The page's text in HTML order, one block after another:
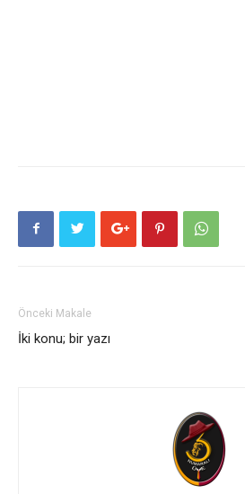
Önceki Makale
İki konu; bir yazı